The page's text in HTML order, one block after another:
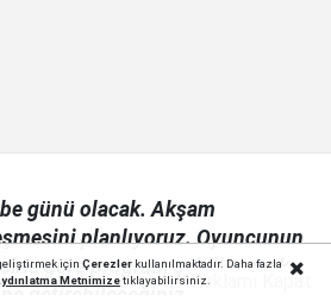
günü olacak. Akşam
planlıyoruz. Oyuncunun
göre program şekillenecek.
için Çerezlerkullanılmaktadır. Daha fazla
Metnimizetıklayabilirsiniz.Reklamı Kapat